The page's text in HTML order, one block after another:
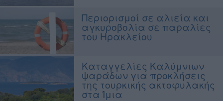
Περιορισμοί σε αλιεία και
αγκυροβολία σε παραλίες
του Ηρακλείου
Καταγγελίες Καλύμνιων
ψαράδων για προκλήσεις
της τουρκικής ακτοφυλακής
στα Ίμια